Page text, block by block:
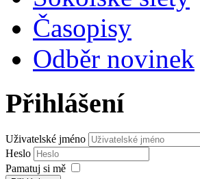
Časopisy
Odběr novinek
Přihlášení
Uživatelské jméno
Heslo
Pamatuj si mě